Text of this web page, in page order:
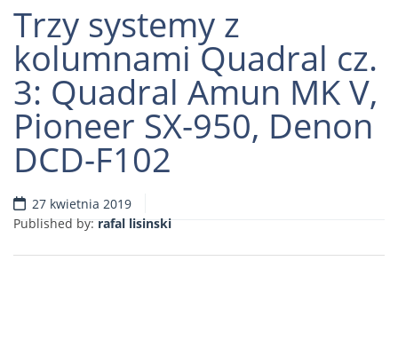
Read more
Trzy systemy z
kolumnami Quadral cz.
3: Quadral Amun MK V,
Pioneer SX-950, Denon
DCD-F102
27 kwietnia 2019
Published by: rafal lisinski